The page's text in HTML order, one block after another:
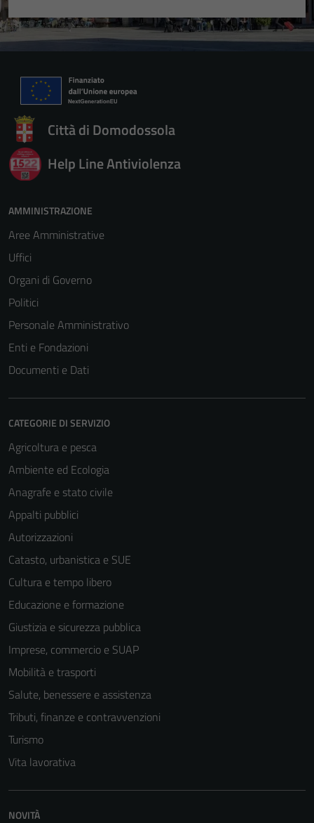
Città di Domodossola
Help Line Antiviolenza
AMMINISTRAZIONE
Aree Amministrative
Uffici
Organi di Governo
Politici
Personale Amministrativo
Enti e Fondazioni
Documenti e Dati
CATEGORIE DI SERVIZIO
Agricoltura e pesca
Ambiente ed Ecologia
Anagrafe e stato civile
Appalti pubblici
Autorizzazioni
Catasto, urbanistica e SUE
Cultura e tempo libero
Educazione e formazione
Giustizia e sicurezza pubblica
Imprese, commercio e SUAP
Mobilità e trasporti
Salute, benessere e assistenza
Tributi, finanze e contravvenzioni
Turismo
Vita lavorativa
NOVITÀ
Questi cookie